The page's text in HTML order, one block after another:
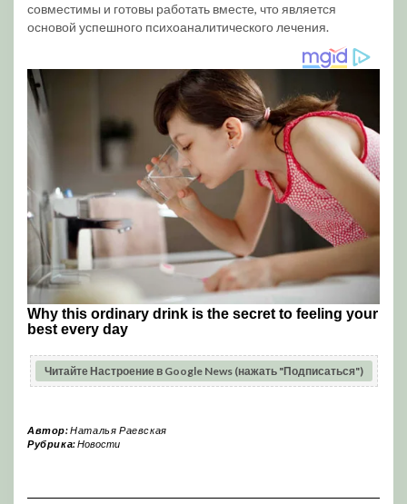
совместимы и готовы работать вместе, что является
основой успешного психоаналитического лечения.
Читайте Настроение в Google News (нажать "Подписаться")
Автор:Наталья Раевская
Рубрика:Новости